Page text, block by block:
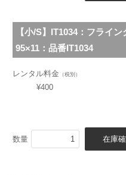
【小/S】IT1034：フラ
95×11：品番IT1034
レンタル料金 （税別）
¥400
数量